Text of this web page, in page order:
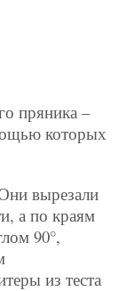
пряника –
которых
вырезали
а по краям
90°,
из теста